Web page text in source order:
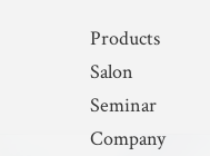
Products
Salon
Seminar
Company